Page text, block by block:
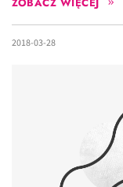
2018-03-28